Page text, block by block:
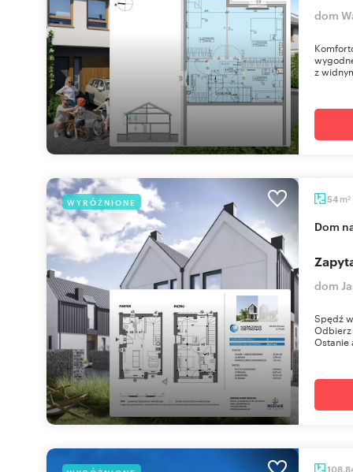
dom
z
WYRÓŻNIONE 54 m2
dom
dom
Spędź
Odbierz
Ostanie